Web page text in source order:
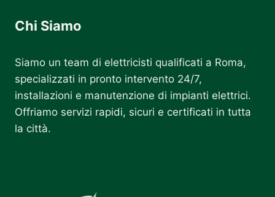
Chi Siamo
Siamo un team di elettricisti qualificati a Roma,
specializzati in pronto intervento 24/7,
installazioni e manutenzione di impianti elettrici.
Offriamo servizi rapidi, sicuri e certificati in tutta
la città.